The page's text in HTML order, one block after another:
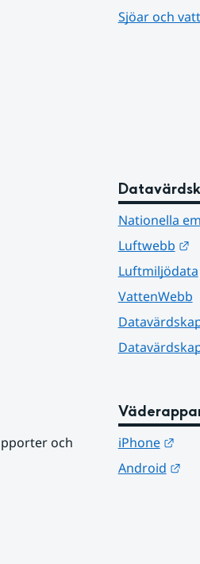
Sjöar och
Nationella
Luftwebb
Luftmiljödata
VattenWebb
och
iPhone
Android